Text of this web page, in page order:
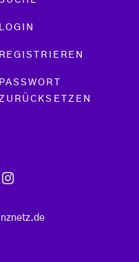
LOGIN
REGISTRIEREN
PASSWORT